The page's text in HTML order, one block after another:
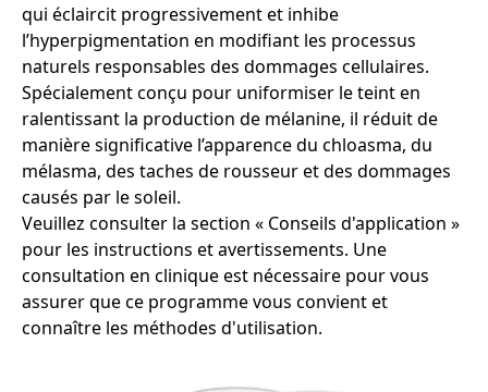
qui éclaircit progressivement et inhibe
l’hyperpigmentation en modifiant les processus
naturels responsables des dommages cellulaires.
Spécialement conçu pour uniformiser le teint en
ralentissant la production de mélanine, il réduit de
manière significative l’apparence du chloasma, du
mélasma, des taches de rousseur et des dommages
causés par le soleil.
Veuillez consulter la section « Conseils d'application »
pour les instructions et avertissements. Une
consultation en clinique est nécessaire pour vous
assurer que ce programme vous convient et
connaître les méthodes d'utilisation.